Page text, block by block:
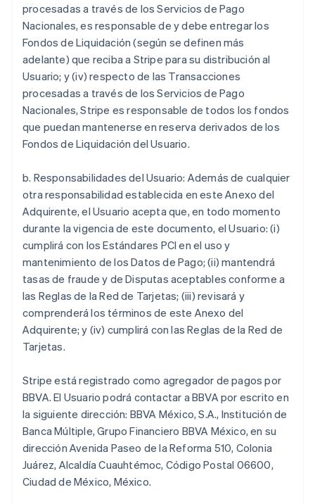
procesadas a través de los Servicios de Pago
Nacionales, es responsable de y debe entregar los
Fondos de Liquidación (según se definen más
adelante) que reciba a Stripe para su distribución al
Usuario; y (iv) respecto de las Transacciones
procesadas a través de los Servicios de Pago
Nacionales, Stripe es responsable de todos los fondos
que puedan mantenerse en reserva derivados de los
Fondos de Liquidación del Usuario.
b. Responsabilidades del Usuario: Además de cualquier
otra responsabilidad establecida en este Anexo del
Adquirente, el Usuario acepta que, en todo momento
durante la vigencia de este documento, el Usuario: (i)
cumplirá con los Estándares PCI en el uso y
mantenimiento de los Datos de Pago; (ii) mantendrá
tasas de fraude y de Disputas aceptables conforme a
las Reglas de la Red de Tarjetas; (iii) revisará y
comprenderá los términos de este Anexo del
Adquirente; y (iv) cumplirá con las Reglas de la Red de
Tarjetas.
Stripe está registrado como agregador de pagos por
BBVA. El Usuario podrá contactar a BBVA por escrito en
la siguiente dirección: BBVA México, S.A., Institución de
Banca Múltiple, Grupo Financiero BBVA México, en su
dirección Avenida Paseo de la Reforma 510, Colonia
Juárez, Alcaldía Cuauhtémoc, Código Postal 06600,
Ciudad de México, México.